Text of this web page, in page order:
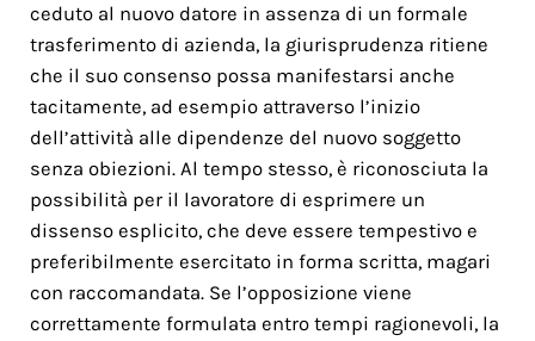
ceduto al nuovo datore in assenza di un formale
trasferimento di azienda, la giurisprudenza ritiene
che il suo consenso possa manifestarsi anche
tacitamente, ad esempio attraverso l’inizio
dell’attività alle dipendenze del nuovo soggetto
senza obiezioni. Al tempo stesso, è riconosciuta la
possibilità per il lavoratore di esprimere un
dissenso esplicito, che deve essere tempestivo e
preferibilmente esercitato in forma scritta, magari
con raccomandata. Se l’opposizione viene
correttamente formulata entro tempi ragionevoli, la